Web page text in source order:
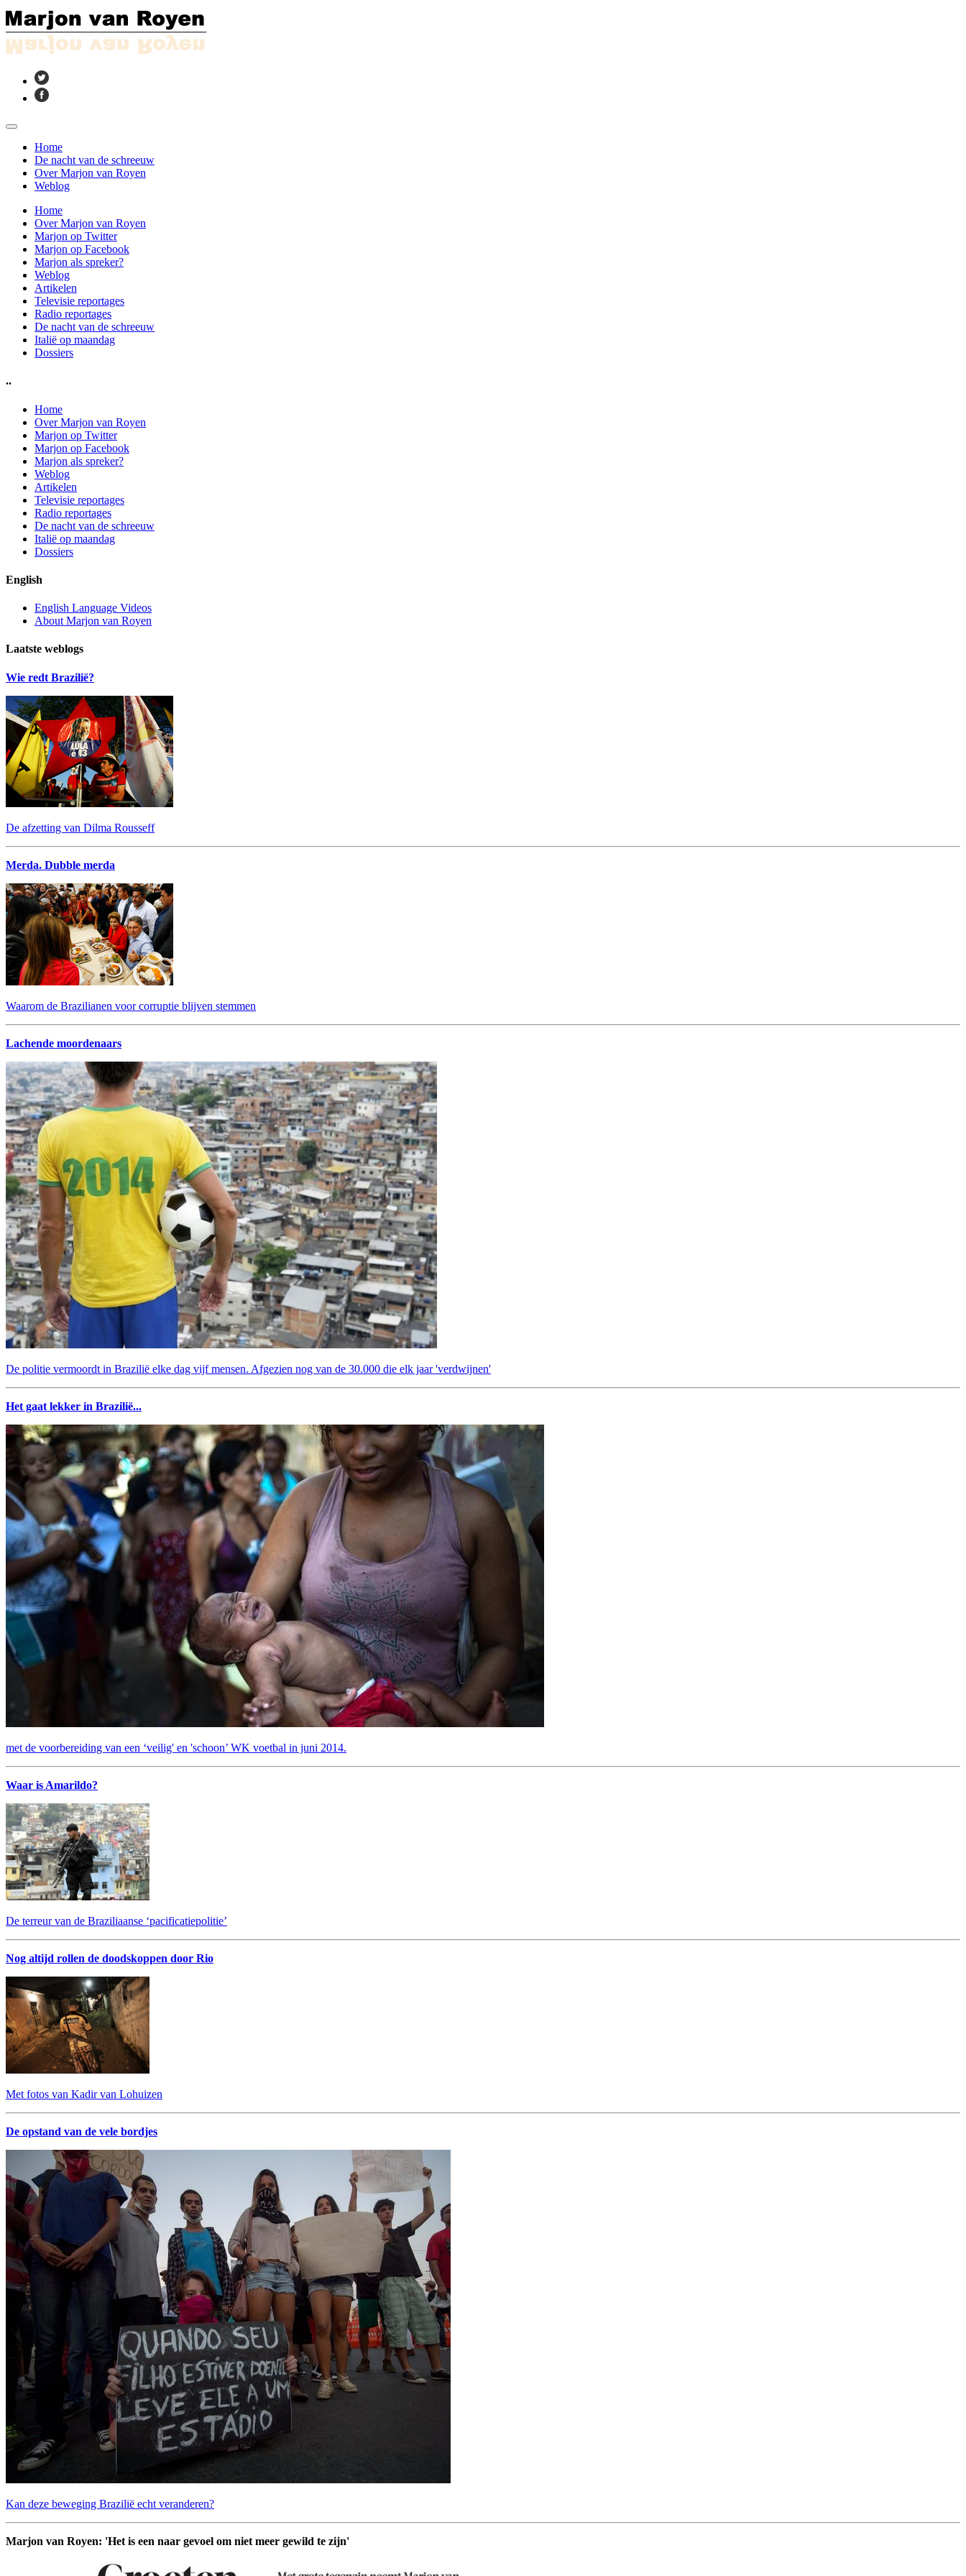
Home
De nacht van de schreeuw
Over Marjon van Royen
Weblog
Home
Over Marjon van Royen
Marjon op Twitter
Marjon op Facebook
Marjon als spreker?
Weblog
Artikelen
Televisie reportages
Radio reportages
De nacht van de schreeuw
Italië op maandag
Dossiers
..
Home
Over Marjon van Royen
Marjon op Twitter
Marjon op Facebook
Marjon als spreker?
Weblog
Artikelen
Televisie reportages
Radio reportages
De nacht van de schreeuw
Italië op maandag
Dossiers
English
English Language Videos
About Marjon van Royen
Laatste weblogs
Wie redt Brazilië?
De afzetting van Dilma Rousseff
Merda. Dubble merda
Waarom de Brazilianen voor corruptie blijven stemmen
Lachende moordenaars
De politie vermoordt in Brazilië elke dag vijf mensen. Afgezien nog van de 30.000 die elk jaar 'verdwijnen'
Het gaat lekker in Brazilië...
met de voorbereiding van een ‘veilig' en 'schoon’ WK voetbal in juni 2014.
Waar is Amarildo?
De terreur van de Braziliaanse ‘pacificatiepolitie’
Nog altijd rollen de doodskoppen door Rio
Met fotos van Kadir van Lohuizen
De opstand van de vele bordjes
Kan deze beweging Brazilië echt veranderen?
Marjon van Royen: 'Het is een naar gevoel om niet meer gewild te zijn'